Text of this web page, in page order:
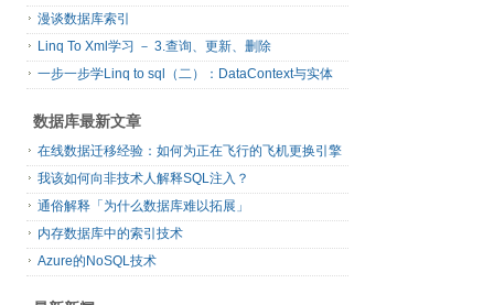
漫谈数据库索引
Linq To Xml学习 － 3.查询、更新、删除
一步一步学Linq to sql（二）：DataContext与实体
数据库最新文章
在线数据迁移经验：如何为正在飞行的飞机更换引擎
我该如何向非技术人解释SQL注入？
通俗解释「为什么数据库难以拓展」
内存数据库中的索引技术
Azure的NoSQL技术